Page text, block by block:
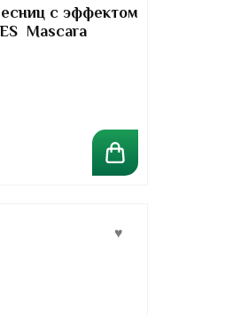
с эффектом
Mascara